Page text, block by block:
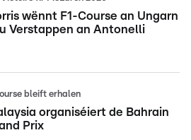
wënnt F1-Course an Ungarn
Verstappen an Antonelli
bleift erhalen
organiséiert de Bahrain
Prix